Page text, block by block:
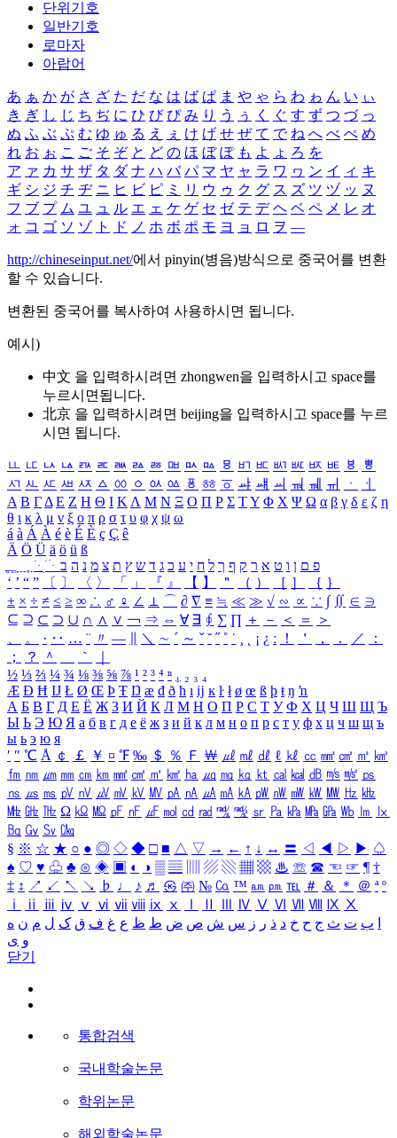
단위기호
일반기호
로마자
아랍어
あ ぁ か が さ ざ た だ な は ば ぱ ま や ゃ ら わ ゎ ん い ぃ
き ぎ し じ ち ぢ に ひ び ぴ み り う ぅ く ぐ す ず つ づ っ
ぬ ふ ぶ ぷ む ゆ ゅ る え ぇ け げ せ ぜ て で ね へ べ ぺ め
れ お ぉ こ ご そ ぞ と ど の ほ ぼ ぽ も よ ょ ろ を
ア ァ カ サ ザ タ ダ ナ ハ バ パ マ ヤ ャ ラ ワ ヮ ン イ ィ キ
ギ シ ジ チ ヂ ニ ヒ ビ ピ ミ リ ウ ゥ ク グ ス ズ ツ ヅ ッ ヌ
フ ブ プ ム ユ ュ ル エ ェ ケ ゲ セ ゼ テ デ ヘ ベ ペ メ レ オ
ォ コ ゴ ソ ゾ ト ド ノ ホ ボ ポ モ ヨ ョ ロ ヲ ―
http://chineseinput.net/에서 pinyin(병음)방식으로 중국어를 변환
할 수 있습니다.
변환된 중국어를 복사하여 사용하시면 됩니다.
예시)
中文 을 입력하시려면 zhongwen을 입력하시고 space를
누르시면됩니다.
北京 을 입력하시려면 beijing을 입력하시고 space를 누르
시면 됩니다.
ㅥ ㅦ ㅧ ㅨ ㅩ ㅪ ㅫ ㅬ ㅭ ㅮ ㅯ ㅰ ㅱ ㅲ ㅳ ㅴ ㅵ ㅶ ㅷ ㅸ
ㅹ
ㅺ ㅻ ㅼ ㅽ ㅾ ㅿ ㆀ ㆁ ㆂ ㆃ ㆄ ㆅ ㆆ ㆇ ㆈ ㆉ ㆊ ㆋ ㆌ ㆍ
ㆎ
Α Β ΓΔ Ε Ζ Η Θ Ι ΚΛ Μ Ν Ξ Ο Π Ρ Σ ΤΥ Φ Χ Ψ Ω α β γ δ ε ζ η
θ ι κ λ μ ν ξ ο π ρ σ τ υ φ χ ψ ω
á à Á À é è É È ç Ç ê
Ä Ö Ü ä ö ü ß
ִֶֹ ֻּ ׁׂ פ ם ן ו ט א ר ק ף ך ל ח י ע כ ג ד ש ץ ת צ מ נ ה ב
‘ ’ “ ” 〔 〕 〈 〉 「 」 『 』 【 】 ＂ （ ） ［ ］ ｛ ｝
± × ÷ ≠ ≤ ≥ ∞ ∴ ♂ ♀ ∠ ⊥ ⌒ ∂ ∇ ≡ ≒ ≪ ≫ √ ∽ ∝ ∵ ∫ ∬ ∈ ∋
⊆ ⊇ ⊂ ⊃ ∪ ∩ ∧ ∨ ￢ ⇒ ⇔ ∀ ∃ ∮ ∑ ∏ ＋ － ＜ ＝
＞
、
。 · ‥ … ¨ 〃 ― ＼ ∼ ´ ～ ˇ ˘ ˝ ˚ ˙ ¸ ¡ ¿ ː ！ ＇ ， ． ／
：
；
？ ＾ ｀
½ ⅓ ⅔ ¼ ¾ ⅛ ⅜ ⅝ ⅞ ¹ ² ³ ⁴ ⁿ ₁ ₂ ₃ ₄
Æ Ð Ħ Ĳ Ł Ø Œ Þ Ŧ Ŋ æ đ ð ħ ı ĳ ĸ ŀ ł ø œ ß þ ŧ ŋ ŉ
А Б В Г Д Е Ё Ж З И Й К Л М Н О П Р С Т У Ф Х Ц Ч Ш Щ Ъ
Ы Ь Э Ю Я а б в г д е ё ж з и й к л м н о п р с т у ф х ц ч ш щ ъ
ы ь э ю я
′ ″ ℃ Å ￠ ￡ ￥ ¤ ℉ ‰ ＄ ％ Ｆ ￦ ㎕ ㎖ ㎗ ℓ ㎘ ㏄ ㎣ ㎤ ㎥ ㎦
㎙ ㎚ ㎛ ㎜ ㎝ ㎞ ㎟ ㎠ ㎡ ㎢ ㏊ ㎍ ㎎ ㎏ ㏏ ㎈ ㎉ ㏈ ㎧ ㎨ ㎰
㎱ ㎲ ㎳ ㎴ ㎵ ㎶ ㎷ ㎸ ㎹ ㎀ ㎁ ㎂ ㎃ ㎄ ㎺ ㎻ ㎽ ㎾ ㎿ ㎐ ㎑
㎒ ㎓ ㎔ Ω ㏀ ㏁ ㎊ ㎋ ㎌ ㏖ ㏅ ㎭ ㎮ ㎯ ㏛ ㎩ ㎪ ㎫ ㎬ ㏝ ㏐
㏓
㏃ ㏉ ㏜ ㏆
§ ※ ☆ ★ ○ ● ◎ ◇ ◆ □ ■ △ ▽ → ← ↑ ↓ ↔ 〓 ◁ ◀ ▷ ▶ ♤
♠ ♡ ♥ ♧ ♣ ⊙ ◈ ▣ ◐ ◑ ▒ ▤ ▨ ▧ ▦ ▩ ♨ ☏ ☎ ☜ ☞ ¶ †
‡ ↕ ↗ ↙ ↖ ↘ ♭ ♩ ♪ ♬ ㉿ ㈜ № ㏇ ™ ㏂ ㏘ ℡ ＃ ＆ ＊ ＠ ª º
ⅰ
ⅱ ⅲ ⅳ ⅴ ⅵ ⅶ ⅷ ⅸ ⅹ Ⅳ Ⅴ Ⅵ Ⅶ Ⅷ Ⅸ Ⅹ
ب ت ث ج ح خ د ذ ر ز س ش ص ض ط ظ ع غ ف ق ک ل م ن ه
و ی
닫기
통합검색
국내학술논문
학위논문
해외학술논문